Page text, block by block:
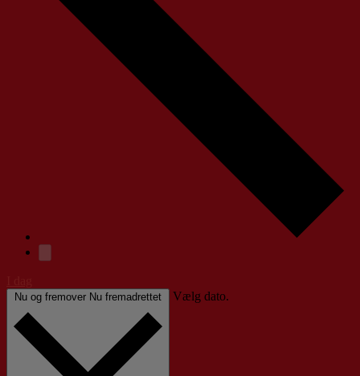
Nu og fremover Nu fremadrettet Vælg dato.